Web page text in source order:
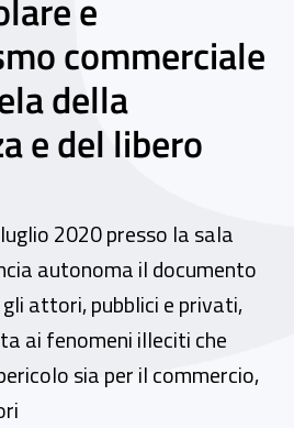
commerciale
della
e del libero
2020 presso la sala
autonoma il documento
attori, pubblici e privati,
ai fenomeni illeciti che
sia per il commercio,